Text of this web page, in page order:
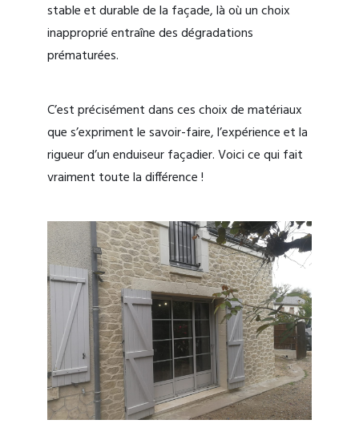
stable et durable de la façade, là où un choix
inapproprié entraîne des dégradations
prématurées.
C’est précisément dans ces choix de matériaux
que s’expriment le savoir-faire, l’expérience et la
rigueur d’un enduiseur façadier. Voici ce qui fait
vraiment toute la différence !